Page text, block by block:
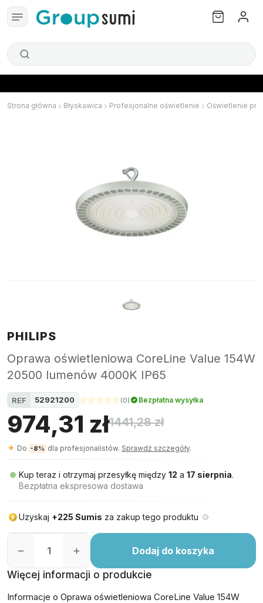
Strona główna Błyskawica Profesjonalne oświetlenie Oświetlenie
PHILIPS
Oprawa oświetleniowa CoreLine Value 154W
20500 lumenów 4000K IP65
REF 52921200 (0) Bezpłatna wysyłka
974,31 zł1441,28 zł
Do -8% dla profesjonalistów. Sprawdź szczegóły.
Kup teraz i otrzymaj przesyłkę między 12 a 17 sierpnia.
Bezpłatna ekspresowa dostawa
Uzyskaj +225 Sumis za zakup tego produktu
Dodaj do koszyka
Więcej informacji o produkcie
Informacje o Oprawa oświetleniowa CoreLine Value 154W